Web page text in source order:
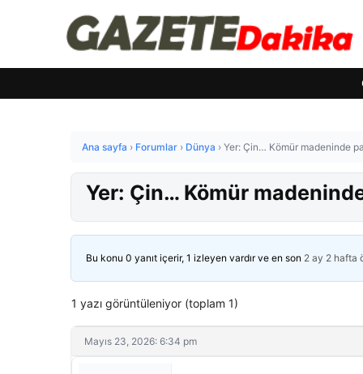
Ana sayfa › Forumlar › Dünya › Yer: Çin… Kömür madeninde
Yer: Çin… Kömür
Bu konu 0 yanıt içerir, 1 izleyen vardır ve en son 2 ay 2 hafta
1 yazı görüntüleniyor (toplam 1)
Mayıs 23, 2026: 6:34 pm